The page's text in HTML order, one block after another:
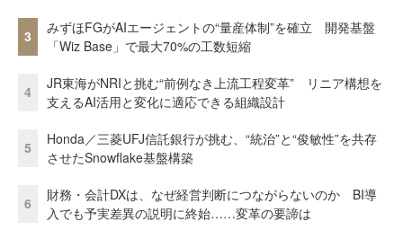
3
みずほFGがAIエージェントの“量産体制”を確立 開発基盤
「Wiz Base」で最大70%の工数短縮
4
JR東海がNRIと挑む“前例なき上流工程変革” リニア構想を
支えるAI活用と変化に適応できる組織設計
5
Honda／三菱UFJ信託銀行が挑む、“統治”と“俊敏性”を共存
させたSnowflake基盤構築
6
財務・会計DXは、なぜ経営判断につながらないのか BI導
入でも予実差異の説明に終始……変革の要諦は